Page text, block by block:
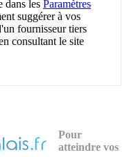
dans les Paramètres
suggérer à vos
fournisseur tiers
consultant le site
Pour
atteindre vos